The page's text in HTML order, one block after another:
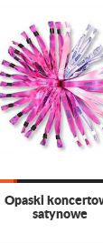
Opaski
satynowe